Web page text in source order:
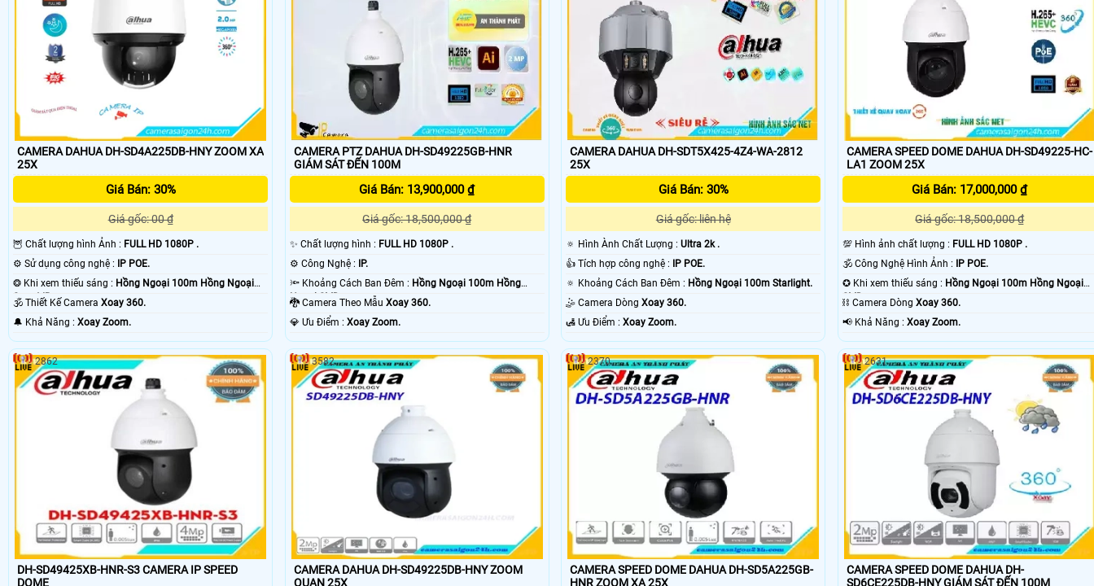
CAMERA DAHUA DH-SD4A225DB-HNY ZOOM XA
25X
Giá Bán: 30%
Giá gốc: 00 ₫
🦉 Chất lượng hình Ảnh : FULL HD 1080P .
⚙ Sử dụng công nghệ :
IP POE.
❂ Khi xem thiếu sáng : Hồng Ngoại 100m Hồng Ngoại
Smart IR.
🕉️ Thiết Kế Camera Xoay 360.
️🔔 Khả Năng : Xoay Zoom.
CAMERA PTZ DAHUA DH-SD49225GB-HNR
GIÁM SÁT ĐẾN 100M
Giá Bán: 13,900,000 ₫
Giá gốc: 18,500,000 ₫
✨ Chất lượng hình : FULL HD 1080P .
⚙ Công Nghệ :
IP.
🔦 Khoảng Cách Ban Đêm : Hồng Ngoại 100m Hồng
Ngoại SMD.
🐉️ Camera Theo Mẫu Xoay 360.
️💎 Ưu Điểm : Xoay Zoom.
CAMERA DAHUA DH-SDT5X425-4Z4-WA-2812
25X
Giá Bán: 30%
Giá gốc: liên hệ
🔅 Hình Ành Chất Lượng :Ultra 2k .
👍 Tích hợp công nghệ :
IP POE.
🔅 Khoảng Cách Ban Đêm : Hồng Ngoại 100m Starlight.
🤹 Camera DòngXoay 360.
️🛃 Ưu Điểm :Xoay Zoom.
CAMERA SPEED DOME DAHUA DH-SD49225-HC-
LA1 ZOOM 25X
Giá Bán: 17,000,000 ₫
Giá gốc: 18,500,000 ₫
💯 Hình ảnh chất lượng : FULL HD 1080P .
🕉️ Công Nghệ Hình Ảnh :
IP POE.
✪ Khi xem thiếu sáng : Hồng Ngoại 100m Hồng Ngoại
SMD.⛓ Camera Dòng Xoay 360.
️📢 Khả Năng : Xoay Zoom.
DH-SD49425XB-HNR-S3 CAMERA IP SPEED
DOME
2862
CAMERA DAHUA DH-SD49225DB-HNY ZOOM
QUAN 25X
3582
CAMERA SPEED DOME DAHUA DH-SD5A225GB-
HNR ZOOM XA 25X
2370
CAMERA SPEED DOME DAHUA DH-
SD6CE225DB-HNY GIÁM SÁT ĐẾN 100M
2631